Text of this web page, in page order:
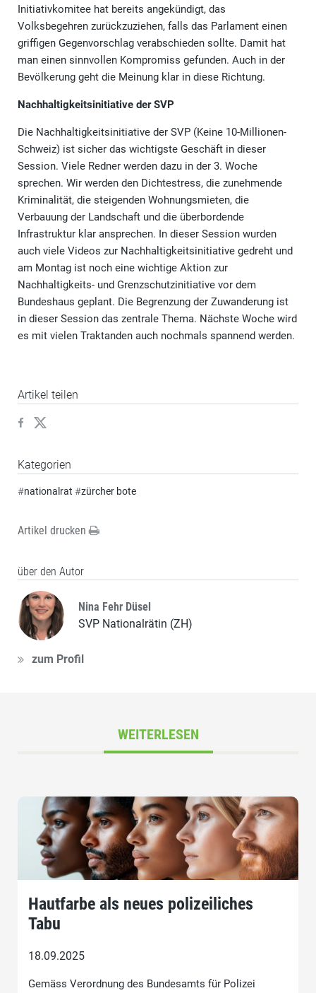
Initiativkomitee hat bereits angekündigt, das
Volksbegehren zurückzuziehen, falls das Parlament einen
griffigen Gegenvorschlag verabschieden sollte. Damit hat
man einen sinnvollen Kompromiss gefunden. Auch in der
Bevölkerung geht die Meinung klar in diese Richtung.
Nachhaltigkeitsinitiative der SVP
Die Nachhaltigkeitsinitiative der SVP (Keine 10-Millionen-
Schweiz) ist sicher das wichtigste Geschäft in dieser
Session. Viele Redner werden dazu in der 3. Woche
sprechen. Wir werden den Dichtestress, die zunehmende
Kriminalität, die steigenden Wohnungsmieten, die
Verbauung der Landschaft und die überbordende
Infrastruktur klar ansprechen. In dieser Session wurden
auch viele Videos zur Nachhaltigkeitsinitiative gedreht und
am Montag ist noch eine wichtige Aktion zur
Nachhaltigkeits- und Grenzschutzinitiative vor dem
Bundeshaus geplant. Die Begrenzung der Zuwanderung ist
in dieser Session das zentrale Thema. Nächste Woche wird
es mit vielen Traktanden auch nochmals spannend werden.
Artikel teilen
Kategorien
#nationalrat #zürcher bote
Artikel drucken
über den Autor
Nina Fehr Düsel
SVP Nationalrätin (ZH)
zum Profil
WEITERLESEN
Hautfarbe als neues polizeiliches
Tabu
18.09.2025
Gemäss Verordnung des Bundesamts für Polizei